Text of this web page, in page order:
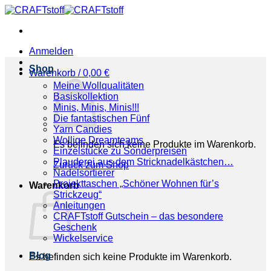
Zum
springen
Anmelden
Warenkorb /0,00 €
Es befinden sich keine Produkte im Warenkorb.
Zurück zum Shop
Warenkorb
Es befinden sich keine Produkte im Warenkorb.
Shop
Meine Wollqualitäten
Basiskollektion
Minis, Minis, Minis!!!
Die fantastischen Fünf
Yarn Candies
Wollige Dreamteams
Einzelstücke zu Sonderpreisen
Plauderei aus dem Stricknadelkästchen…
Nadelsortierer
Projekttaschen „Schöner Wohnen für’s
Strickzeug“
Anleitungen
CRAFTstoff Gutschein – das besondere
Geschenk
Wickelservice
Blog